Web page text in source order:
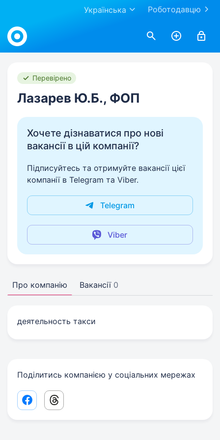
Роботодавцю
Українська
Work.ua
Перевірено
Лазарев Ю.Б., ФОП
Хочете дізнаватися про нові
вакансії в цій компанії?
Підписуйтесь та отримуйте вакансії цієї
компанії в Telegram та Viber.
Telegram
Viber
Про компанію Вакансії 0
деятельность такси
Поділитись компанією у соціальних мережах
Facebook share link
Threads share link